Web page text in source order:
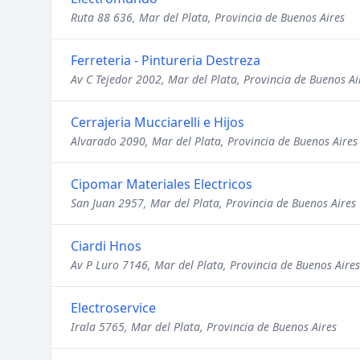
Ruta 88 636, Mar del Plata, Provincia de Buenos Aires
Ferreteria - Pintureria Destreza
Av C Tejedor 2002, Mar del Plata, Provincia de Buenos
Cerrajeria Mucciarelli e Hijos
Alvarado 2090, Mar del Plata, Provincia de Buenos Aires
Cipomar Materiales Electricos
San Juan 2957, Mar del Plata, Provincia de Buenos Aires
Ciardi Hnos
Av P Luro 7146, Mar del Plata, Provincia de Buenos Aires
Electroservice
Irala 5765, Mar del Plata, Provincia de Buenos Aires